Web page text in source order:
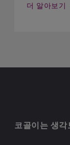
더 알아보기
코골이는 생